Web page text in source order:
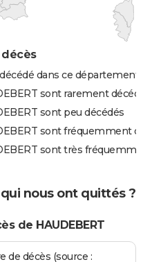
décès
dans ce département
sont rarement
sont peu décédés
sont fréquemment
sont très
nous ont quittés ?
de HAUDEBERT
de décès (source :